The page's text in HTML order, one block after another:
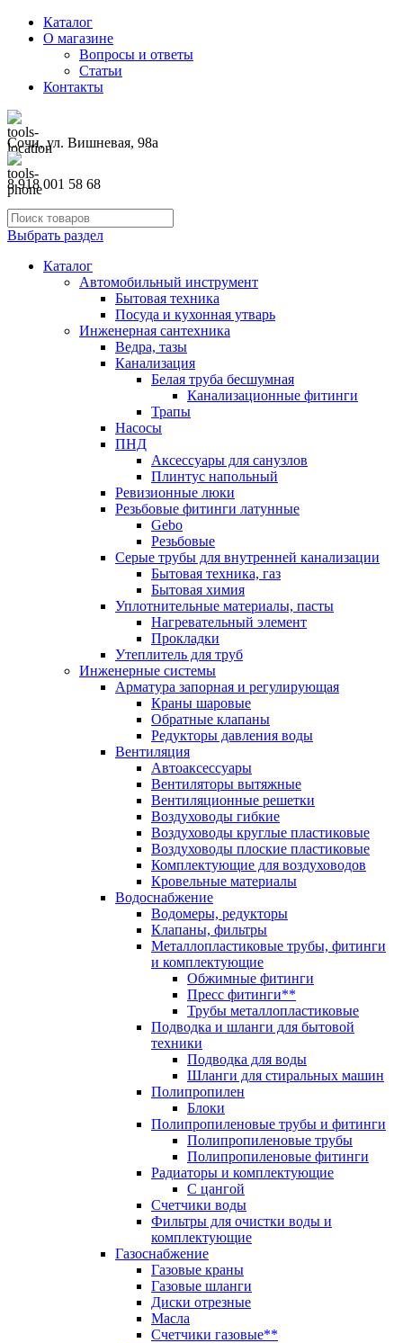
Каталог
О магазине
Вопросы и ответы
Статьи
Контакты
Сочи, ул. Вишневая, 98а
8 918 001 58 68
Выбрать раздел
Каталог
Автомобильный инструмент
Бытовая техника
Посуда и кухонная утварь
Инженерная сантехника
Ведра, тазы
Канализация
Белая труба бесшумная
Канализационные фитинги
Трапы
Насосы
ПНД
Аксессуары для санузлов
Плинтус напольный
Ревизионные люки
Резьбовые фитинги латунные
Gebo
Резьбовые
Серые трубы для внутренней канализации
Бытовая техника, газ
Бытовая химия
Уплотнительные материалы, пасты
Нагревательный элемент
Прокладки
Утеплитель для труб
Инженерные системы
Арматура запорная и регулирующая
Краны шаровые
Обратные клапаны
Редукторы давления воды
Вентиляция
Автоаксессуары
Вентиляторы вытяжные
Вентиляционные решетки
Воздуховоды гибкие
Воздуховоды круглые пластиковые
Воздуховоды плоские пластиковые
Комплектующие для воздуховодов
Кровельные материалы
Водоснабжение
Водомеры, редукторы
Клапаны, фильтры
Металлопластиковые трубы, фитинги
и комплектующие
Обжимные фитинги
Пресс фитинги**
Трубы металлопластиковые
Подводка и шланги для бытовой
техники
Подводка для воды
Шланги для стиральных машин
Полипропилен
Блоки
Полипропиленовые трубы и фитинги
Полипропиленовые трубы
Полипропиленовые фитинги
Радиаторы и комплектующие
С цангой
Счетчики воды
Фильтры для очистки воды и
комплектующие
Газоснабжение
Газовые краны
Газовые шланги
Диски отрезные
Масла
Счетчики газовые**